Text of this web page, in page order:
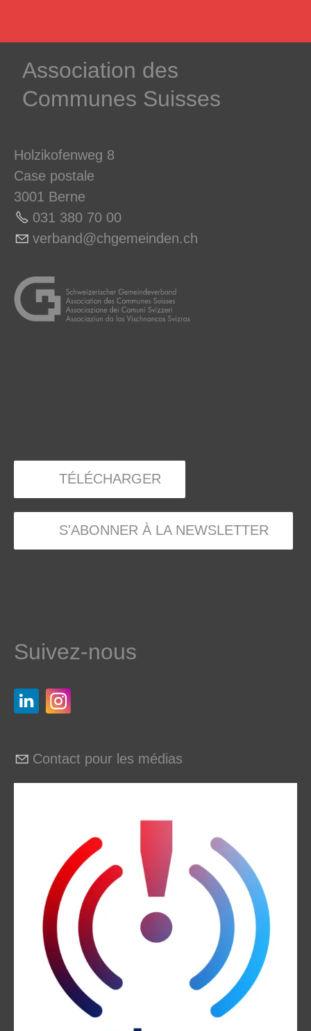
­Association des­
Communes ­Suisses
Holzikofenweg 8
Case postale
3001 Berne
031 380 70 00
v rb nd chg m nd n ch
TÉLÉCHARGER
S'ABONNER À LA NEWSLETTER
Suivez-nous
Contact pour les médias